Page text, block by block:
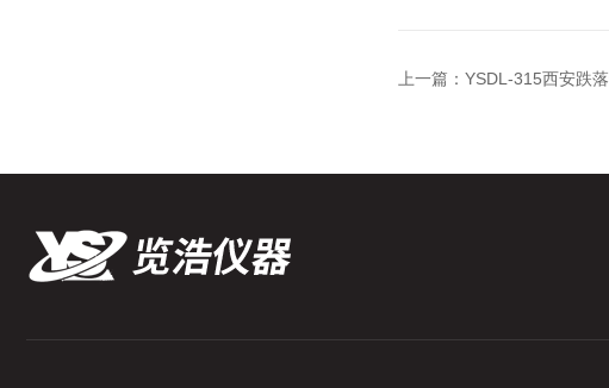
上一篇： YSDL-315西安跌